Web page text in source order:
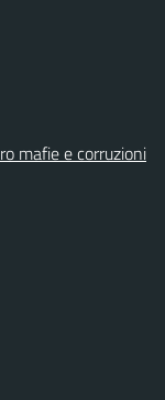
mafie e corruzioni